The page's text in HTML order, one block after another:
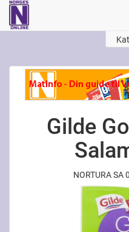
Gilde
NORTURA SA